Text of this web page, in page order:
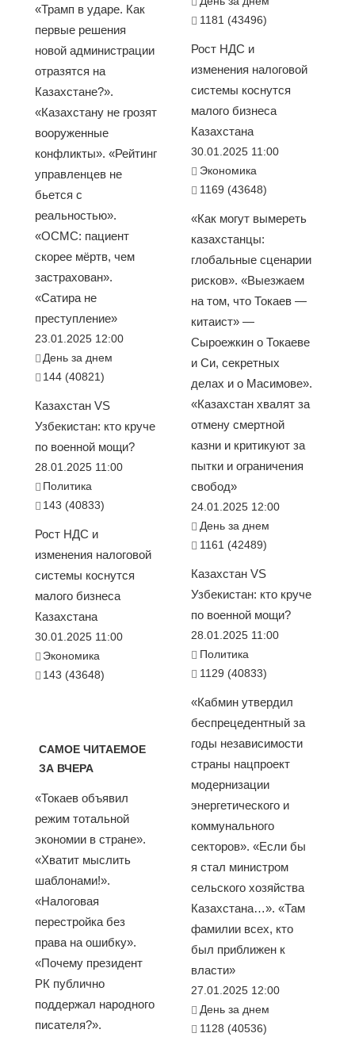
«Трамп в ударе. Как
первые решения
новой администрации
отразятся на
Казахстане?».
«Казахстану не грозят
вооруженные
конфликты». «Рейтинг
управленцев не
бьется с
реальностью».
«ОСМС: пациент
скорее мёртв, чем
застрахован».
«Сатира не
преступление»
23.01.2025 12:00
День за днем
144 (40821)
Казахстан VS
Узбекистан: кто круче
по военной мощи?
28.01.2025 11:00
Политика
143 (40833)
Рост НДС и
изменения налоговой
системы коснутся
малого бизнеса
Казахстана
30.01.2025 11:00
Экономика
143 (43648)
САМОЕ ЧИТАЕМОЕ
ЗА ВЧЕРА
«Токаев объявил
режим тотальной
экономии в стране».
«Хватит мыслить
шаблонами!».
«Налоговая
перестройка без
права на ошибку».
«Почему президент
РК публично
поддержал народного
писателя?».
1181 (43496)
Рост НДС и
изменения налоговой
системы коснутся
малого бизнеса
Казахстана
30.01.2025 11:00
Экономика
1169 (43648)
«Как могут вымереть
казахстанцы:
глобальные сценарии
рисков». «Выезжаем
на том, что Токаев —
китаист» —
Сыроежкин о Токаеве
и Си, секретных
делах и о Масимове».
«Казахстан хвалят за
отмену смертной
казни и критикуют за
пытки и ограничения
свобод»
24.01.2025 12:00
День за днем
1161 (42489)
Казахстан VS
Узбекистан: кто круче
по военной мощи?
28.01.2025 11:00
Политика
1129 (40833)
«Кабмин утвердил
беспрецедентный за
годы независимости
страны нацпроект
модернизации
энергетического и
коммунального
секторов». «Если бы
я стал министром
сельского хозяйства
Казахстана…». «Там
фамилии всех, кто
был приближен к
власти»
27.01.2025 12:00
День за днем
1128 (40536)